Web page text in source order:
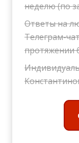
неделю (по
Ответы на
Телеграм-
протяжении